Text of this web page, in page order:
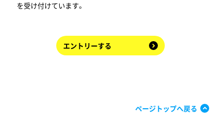
を受け付けています。
エントリーする
ページトップへ戻る